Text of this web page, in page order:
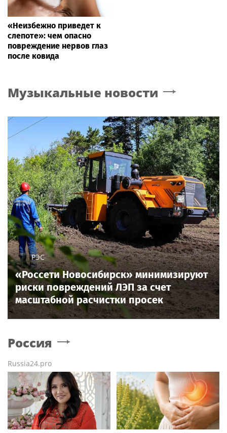
«Неизбежно приведет к
слепоте»: чем опасно
повреждение нервов глаз
после ковида
Музыкальные новости
РЭС
«Россети Новосибирск» минимизируют
риски повреждений ЛЭП за счет
масштабной расчистки просек
Россия
Russia24.pro